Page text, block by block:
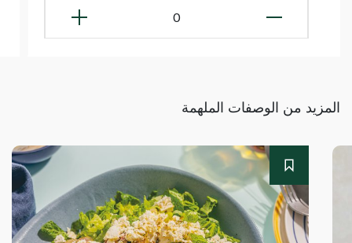
0
المزيد من الوصفات الملهمة